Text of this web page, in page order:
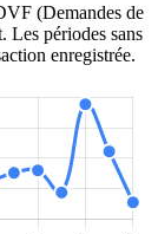
(Demandes de
Les périodes sans
enregistrée.